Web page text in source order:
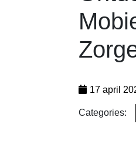
17 april
Categories: